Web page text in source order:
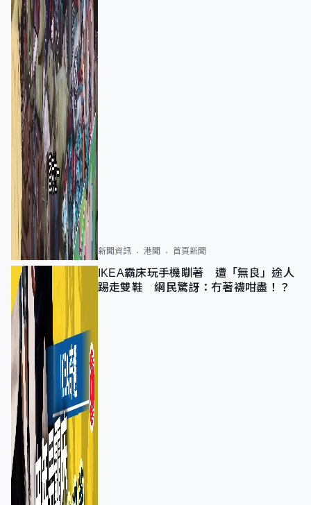
新聞資訊 港聞 首頁新聞
IKEA霸床玩手機瞓著 遭「無良」途人
踢走雙鞋 網民驚訝：冇著襪咁盡！？